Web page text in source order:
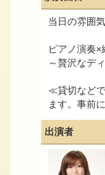
当日の雰囲
ピアノ演奏×
～贅沢なデ
≪貸切など
ます。事前
出演者